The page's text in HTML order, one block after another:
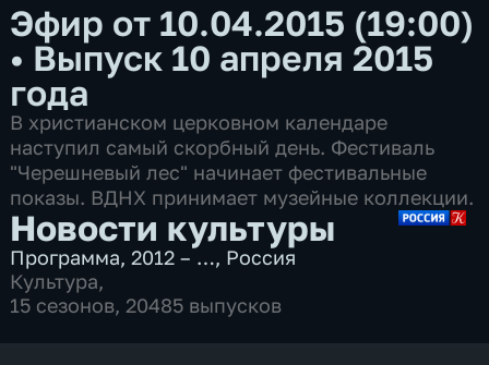
Эфир от 10.04.2015 (19:00)
• Выпуск 10 апреля 2015
года
В христианском церковном календаре
наступил самый скорбный день. Фестиваль
"Черешневый лес" начинает фестивальные
показы. ВДНХ принимает музейные коллекции.
Новости культуры
Программа,2012 – …, Россия
Культура,
15 сезонов, 20485 выпусков